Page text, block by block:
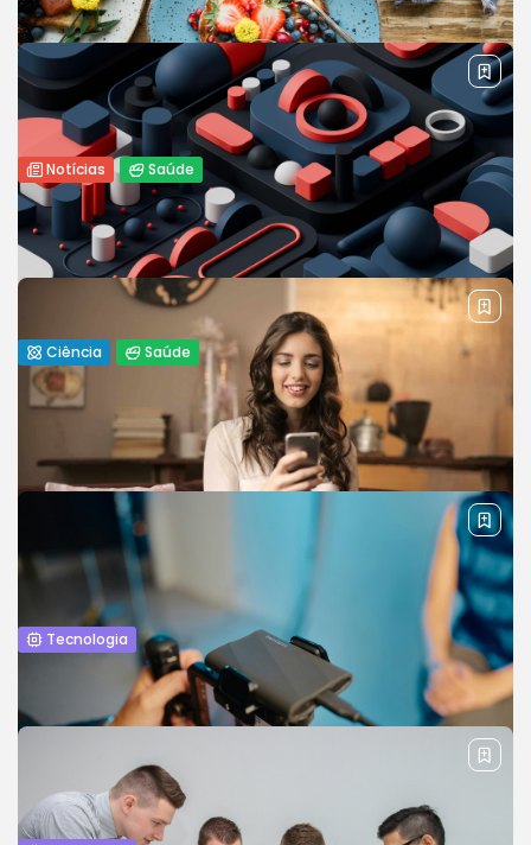
With the rise of digitalization, cybersecurity has become a
critical concern for individuals and organizations alike. This
article offers practical...
BYREVELAÇÃO FM 29 DE JANEIRO DE 2025
Notícias Saúde
Os 5 principais hábitos nutricionais para
uma vida mais saudável
Learn about the most important nutritional habits that can
promote long-term health, from balanced meals to
mindful eating practices.
BYREVELAÇÃO FM 2 DE MAIO DE 2024
Ciência
Saúde
Biotecnologia: Inovações e Implicações
para o Futuro
Biotechnology is at the forefront of scientific innovation,
with breakthroughs that have far-reaching implications.
This piece explores recent advancements in...
REVELAÇÃO FM
Tecnologia
O guia definitivo para o smartphone mais
Explore the features, performance, and overall value of the
latest smartphone release in this comprehensive review.
REVELAÇÃO FM